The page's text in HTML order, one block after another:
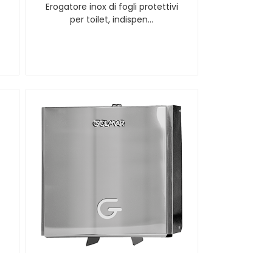
Erogatore inox di fogli protettivi
per toilet, indispen…